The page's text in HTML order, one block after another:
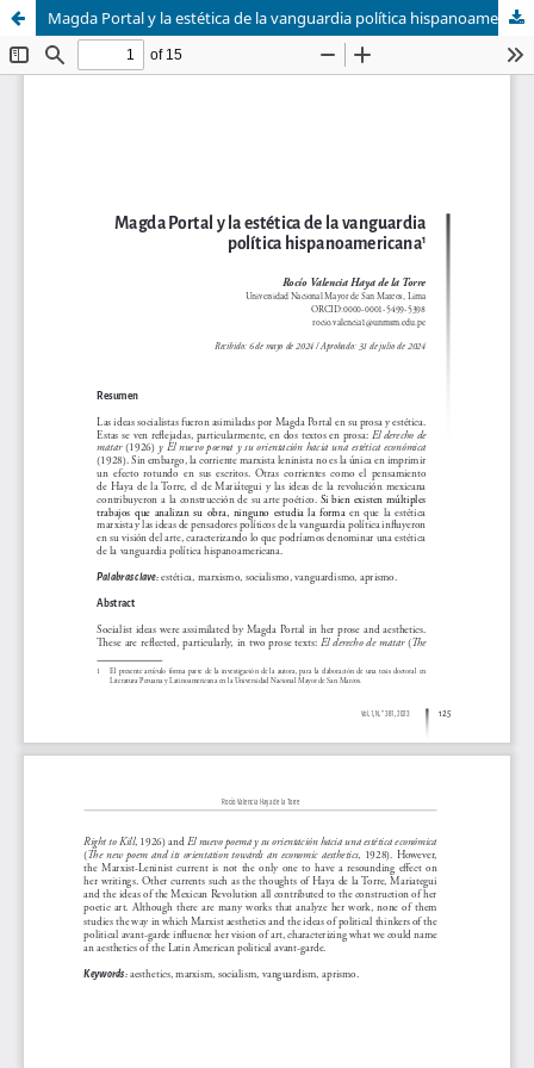
Magda Portal y la estética de la vanguardia política hispanoamericana